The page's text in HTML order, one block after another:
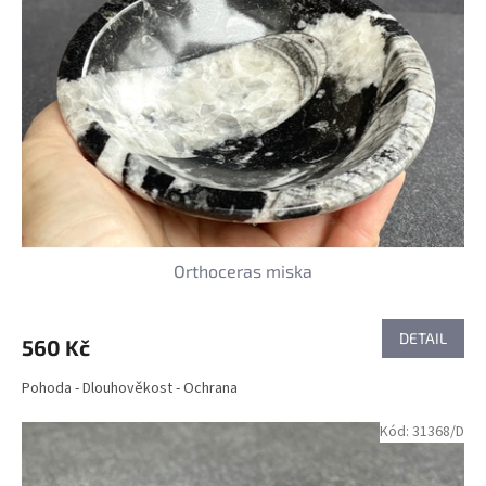
Orthoceras miska
560 Kč DETAIL
Pohoda - Dlouhověkost - Ochrana
Kód: 31368/D